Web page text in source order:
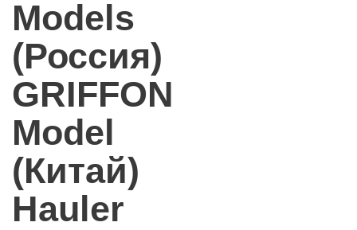
Models
(Россия)
GRIFFON
Model
(Китай)
Hauler